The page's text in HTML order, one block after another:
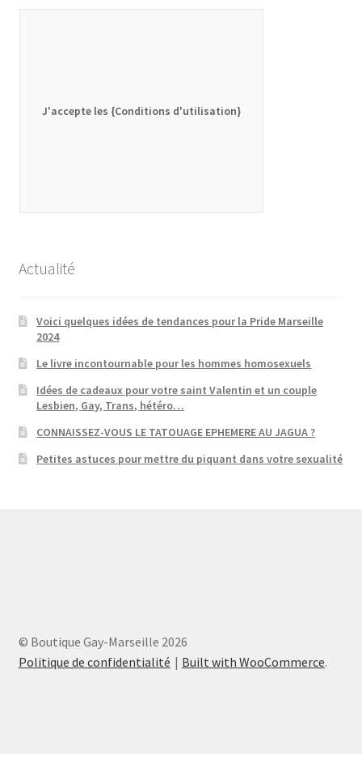
J'accepte les {Conditions d'utilisation}
Actualité
Voici quelques idées de tendances pour la Pride Marseille
2024
Le livre incontournable pour les hommes homosexuels
Idées de cadeaux pour votre saint Valentin et un couple
Lesbien, Gay, Trans, hétéro…
CONNAISSEZ-VOUS LE TATOUAGE EPHEMERE AU JAGUA ?
Petites astuces pour mettre du piquant dans votre sexualité
© Boutique Gay-Marseille 2026
Politique de confidentialité
Built with WooCommerce.